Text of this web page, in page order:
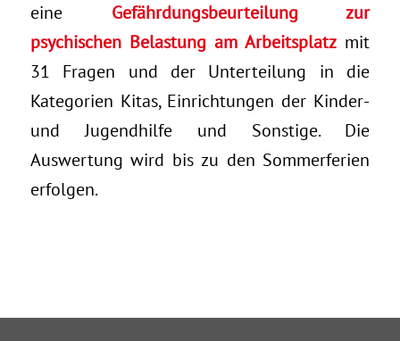
eine Gefährdungsbeurteilung zur
psychischen Belastung am Arbeitsplatz mit
31 Fragen und der Unterteilung in die
Kategorien Kitas, Einrichtungen der Kinder-
und Jugendhilfe und Sonstige. Die
Auswertung wird bis zu den Sommerferien
erfolgen.